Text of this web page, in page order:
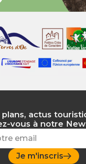
plans, actus
vous à notre
Je m'inscris